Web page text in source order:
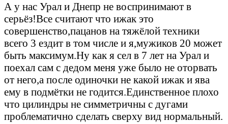
А у нас Урал и Днепр не воспринимают в
серьёз!Все считают что ижак это
совершенство,пацанов на тяжёлой техники
всего 3 ездит в том числе и я,мужиков 20 может
быть максимум.Ну как я сел в 7 лет на Урал и
поехал сам с дедом меня уже было не оторвать
от него,а после одиночки не какой ижак и ява
ему в подмётки не годится.Единственное плохо
что цилиндры не симметричны с дугами
проблематично сделать сверху вид нормальный.